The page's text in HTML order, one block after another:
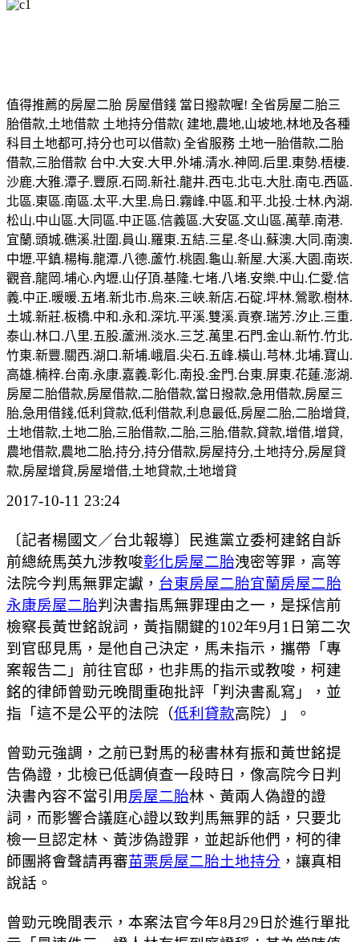
值得推薦的房屋二胎 房屋借錢 當日撥款喔! 全省房屋二胎三
胎借款,土地借款 土地持分借款( 建地,農地,山坡地,林地及各種
科目土地都可,持分也可以借款) 全省服務 土地一胎借款,二胎
借款,三胎借款 台中.大安.大甲.外埔.清水.神岡.后里.東勢.梧棲.
沙鹿.大雅.潭子.豐原.石岡.新社.龍井.西屯.北屯.大肚.南屯.西區.
北區.東區.南區.太平.大里.烏日.霧峰.中區.和平.北投.士林.內湖.
松山.中山區.大同區.中正區.信義區.大安區.文山區.萬華.南港.
宜蘭.頭城.礁溪.壯圍.員山.羅東.五結.三星.冬山.蘇澳.大同.南澳.
中壢.平鎮.楊梅.龍潭.八德.蘆竹.桃園.龜山.新屋.大溪.大園.南崁.
觀音.龍岡.埔心.內壢.山仔頂.基隆.七堵.八堵.安樂.中山.仁愛.信
義.中正.暖暖.五堵.新北市.烏來.三峽.新店.石碇.坪林.鶯歌.樹林.
土城.新莊.板橋.中和.永和.深坑.平溪.雙溪.貢寮.瑞芳.汐止.三重.
泰山.林口.八里.五股.蘆洲.淡水.三芝.萬里.石門.金山.新竹.竹北.
竹東.新豐.關西.湖口.新埔.峨眉.尖石.五峰.橫山.芎林.北埔.寶山.
高雄.楠梓.台南.永康.嘉義.彰化.南投.金門.台東.屏東.花蓮.澎湖.
房屋二胎借款,房屋借款,二胎借款,當日撥款,急用借款,房屋三
胎,急用借錢,低利貸款,低利借款,利息最低,房屋二胎,二胎增貸,
土地借款,土地二胎,三胎借款,二胎,三胎,借款,貸款,增借,增貸,
農地借款,農地二胎,持分,持分借款,房屋持分,土地持分,房屋貸
款,房屋增貸,房屋增借,土地貸款,土地增貸
2017-10-11 23:24
〔記者楊國文／台北報導〕民進黨立委柯建銘自訴
前總統馬英九涉教唆彰化房屋二胎洩密等罪，高等
法院今判馬無罪定讞， 台東房屋二胎宜蘭房屋二胎
永康房屋二胎判決書指馬無罪理由之一，是採信前
檢察長黃世銘說詞，黃指關鍵的102年9月1日第二次
到官邸見馬，是他自己決定，馬未指示，攜帶「專
案報告二」前往官邸，也非馬的指示或教唆，柯建
銘的律師曾勁元晚間重砲批評「判決書亂寫」，並
指「這不是公平的法院（低利貸款高院）」。
曾勁元強調，之前已對馬的秘書林有振和黃世銘提
告偽證，北檢已低調偵查一段時日，像高院今日判
決書內容不當引用 房屋二胎林、黃兩人偽證的證
詞，而影響合議庭心證以致判馬無罪的話，只要北
檢一旦認定林、黃涉偽證罪，並起訴他們，柯的律
師團將會聲請再審苗栗房屋二胎土地持分 ，讓真相
說話。
曾勁元晚間表示，本案法官今年8月29日於進行單批